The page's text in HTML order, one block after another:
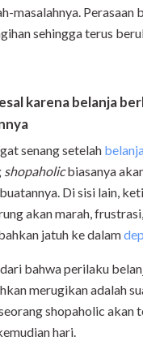
masalahnya. Perasaan
sehingga terus
karena belanja
senang setelah
shopaholicbiasanya
Di sisi lain,
akan marah,
jatuh ke dalam
bahwa perilaku
merugikan adalah
shopaholic akan
hari.